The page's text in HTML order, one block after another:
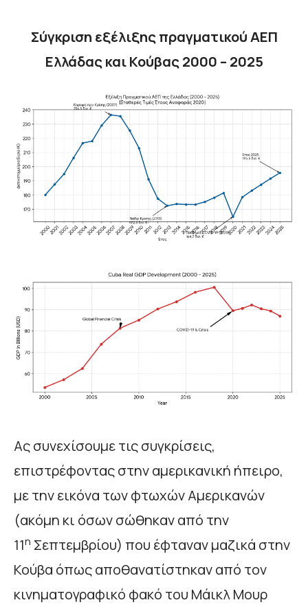
Σύγκριση εξέλιξης πραγματικού ΑΕΠ
Ελλάδας και Κούβας 2000 – 2025
Ας συνεχίσουμε τις συγκρίσεις,
επιστρέφοντας στην αμερικανική ήπειρο,
με την εικόνα των φτωχών Αμερικανών
(ακόμη κι όσων σώθηκαν από την
11η Σεπτεμβρίου) που έφταναν μαζικά στην
Κούβα όπως αποθανατίστηκαν από τον
κινηματογραφικό φακό του Μάικλ Μουρ